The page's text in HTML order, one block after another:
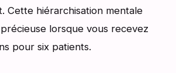
Cette hiérarchisation mentale
lorsque vous recevez
pour six patients.